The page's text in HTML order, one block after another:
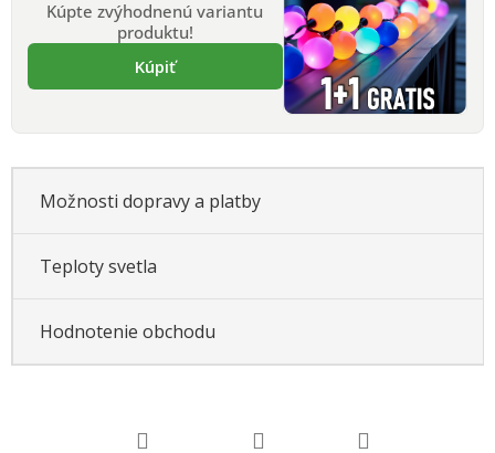
Kúpte zvýhodnenú variantu
produktu!
Kúpiť
Možnosti dopravy a platby
Teploty svetla
Hodnotenie obchodu